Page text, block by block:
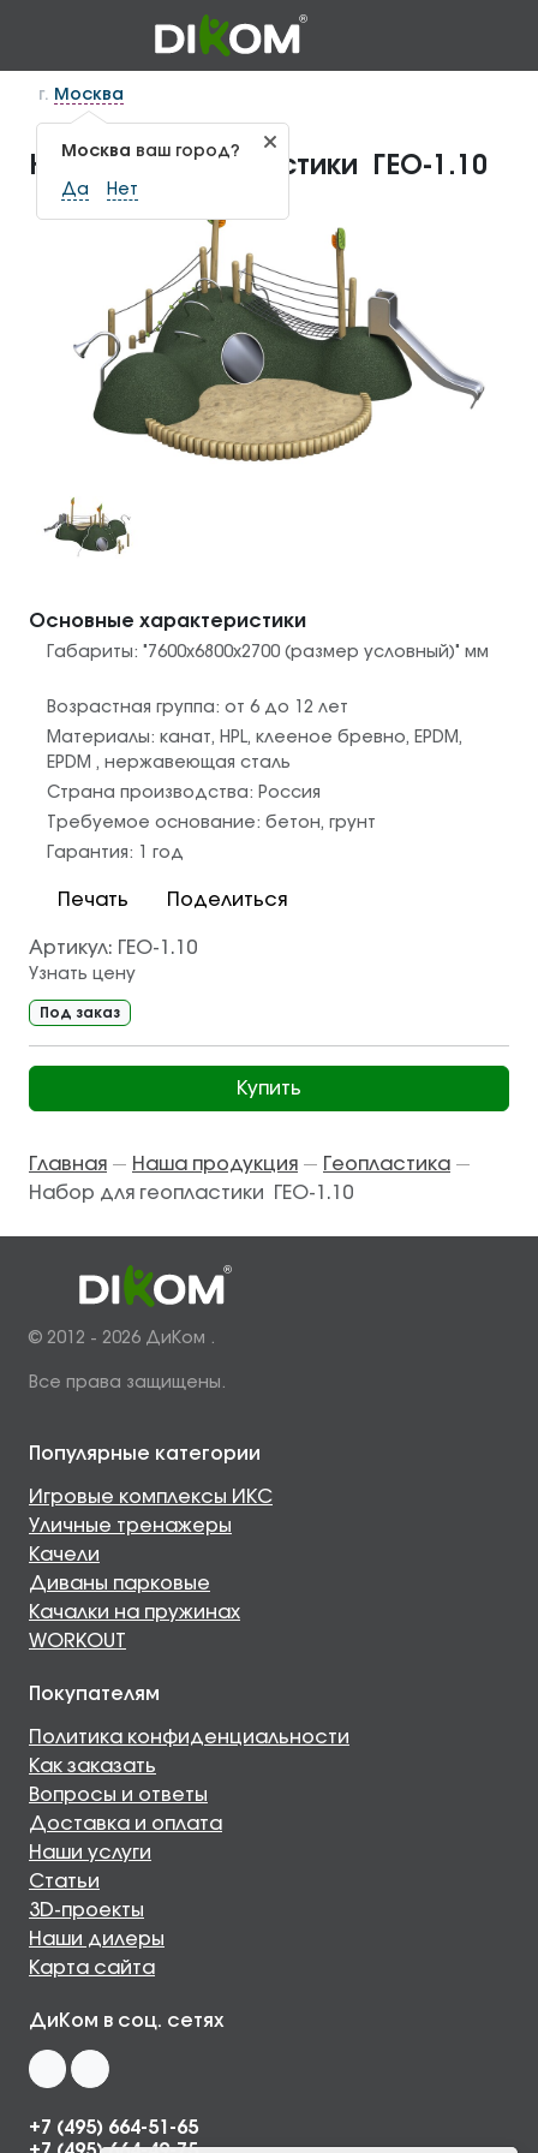
г. Москва
Москва ваш город?
Да Нет
Набор для геопластики ГЕО-1.10
Основные характеристики
Габариты: "7600х6800х2700 (размер условный)" мм
Возрастная группа: от 6 до 12 лет
Материалы: канат, HPL, клееное бревно, EPDM,
EPDM , нержавеющая сталь
Страна производства: Россия
Требуемое основание: бетон, грунт
Гарантия:
1 год
Печать Поделиться
Артикул: ГЕО-1.10
Узнать цену
Под заказ
Купить
Главная — Наша продукция — Геопластика —
Набор для геопластики ГЕО-1.10
© 2012 - 2026 ДиКом .
Все права защищены.
Популярные категории
Игровые комплексы ИКС
Уличные тренажеры
Качели
Диваны парковые
Качалки на пружинах
WORKOUT
Покупателям
Политика конфиденциальности
Как заказать
Вопросы и ответы
Доставка и оплата
Наши услуги
Статьи
3D-проекты
Наши дилеры
Карта сайта
ДиКом в соц. сетях
+7 (495) 664-51-65